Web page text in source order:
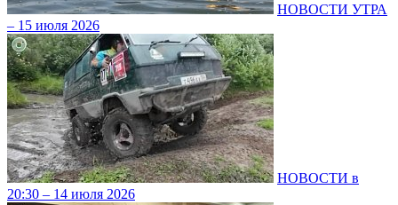
НОВОСТИ УТРА
– 15 июля 2026
НОВОСТИ в
20:30 – 14 июля 2026